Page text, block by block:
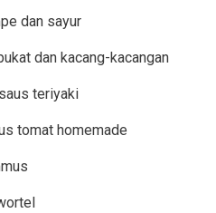
dan sayur
dan kacang-kacangan
teriyaki
tomat homemade